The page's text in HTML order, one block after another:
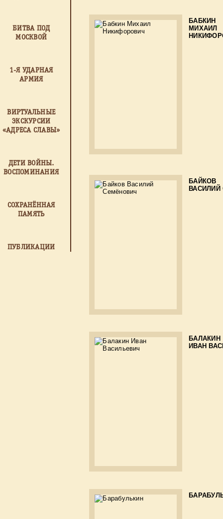
БИТВА ПОД
МОСКВОЙ
1-Я УДАРНАЯ
АРМИЯ
ВИРТУАЛЬНЫЕ
ЭКСКУРСИИ
«АДРЕСА СЛАВЫ»
ДЕТИ ВОЙНЫ.
ВОСПОМИНАНИЯ
СОХРАНЁННАЯ
ПАМЯТЬ
ПУБЛИКАЦИИ
БАБКИН
МИХАИЛ
БАЙКОВ
БАЛАКИН
ИВАН